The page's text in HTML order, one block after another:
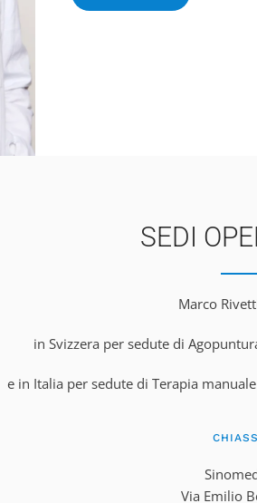
SEDI
Marco
in Svizzera per sedute di
e in Italia per sedute di Terapia
Via Emilio